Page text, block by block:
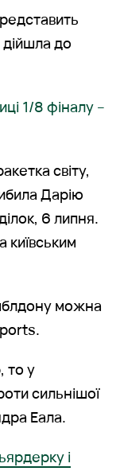
до
1/8 фіналу –
світу,
Дарію
6 липня.
можна
то у
сильнішої
Еала.
і